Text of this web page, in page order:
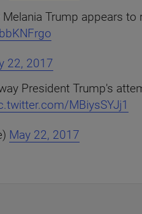
Trump appears
22, 2017
President Trump's
MBiysSYJj1
May 22, 2017